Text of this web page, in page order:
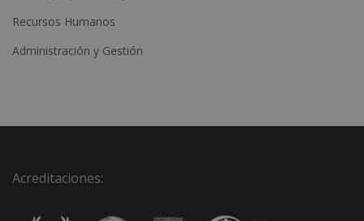
Recursos Humanos
Administración y Gestión
Acreditaciones: